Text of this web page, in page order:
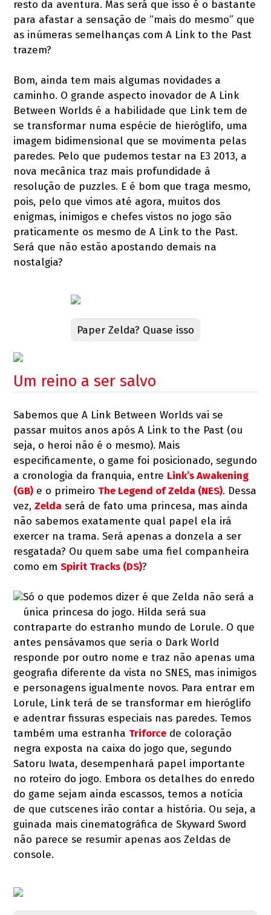
resto da aventura. Mas será que isso é o bastante
para afastar a sensação de “mais do mesmo” que
as inúmeras semelhanças com A Link to the Past
trazem?
Bom, ainda tem mais algumas novidades a
caminho. O grande aspecto inovador de A Link
Between Worlds é a habilidade que Link tem de
se transformar numa espécie de hieróglifo, uma
imagem bidimensional que se movimenta pelas
paredes. Pelo que pudemos testar na E3 2013, a
nova mecânica traz mais profundidade à
resolução de puzzles. E é bom que traga mesmo,
pois, pelo que vimos até agora, muitos dos
enigmas, inimigos e chefes vistos no jogo são
praticamente os mesmo de A Link to the Past.
Será que não estão apostando demais na
nostalgia?
Paper Zelda? Quase isso
Um reino a ser salvo
Sabemos que A Link Between Worlds vai se
passar muitos anos após A Link to the Past (ou
seja, o heroi não é o mesmo). Mais
especificamente, o game foi posicionado, segundo
a cronologia da franquia, entre Link’s Awakening
(GB) e o primeiro The Legend of Zelda (NES). Dessa
vez,Zelda será de fato uma princesa, mas ainda
não sabemos exatamente qual papel ela irá
exercer na trama. Será apenas a donzela a ser
resgatada? Ou quem sabe uma fiel companheira
como emSpirit Tracks (DS)?
Só o que podemos dizer é que Zelda não será a
única princesa do jogo. Hilda será sua
contraparte do estranho mundo de Lorule. O que
antes pensávamos que seria o Dark World
responde por outro nome e traz não apenas uma
geografia diferente da vista no SNES, mas inimigos
e personagens igualmente novos. Para entrar em
Lorule, Link terá de se transformar em hieróglifo
e adentrar fissuras especiais nas paredes. Temos
também uma estranha Triforce de coloração
negra exposta na caixa do jogo que, segundo
Satoru Iwata, desempenhará papel importante
no roteiro do jogo. Embora os detalhes do enredo
do game sejam ainda escassos, temos a notícia
de que cutscenes irão contar a história. Ou seja, a
guinada mais cinematográfica de Skyward Sword
não parece se resumir apenas aos Zeldas de
console.